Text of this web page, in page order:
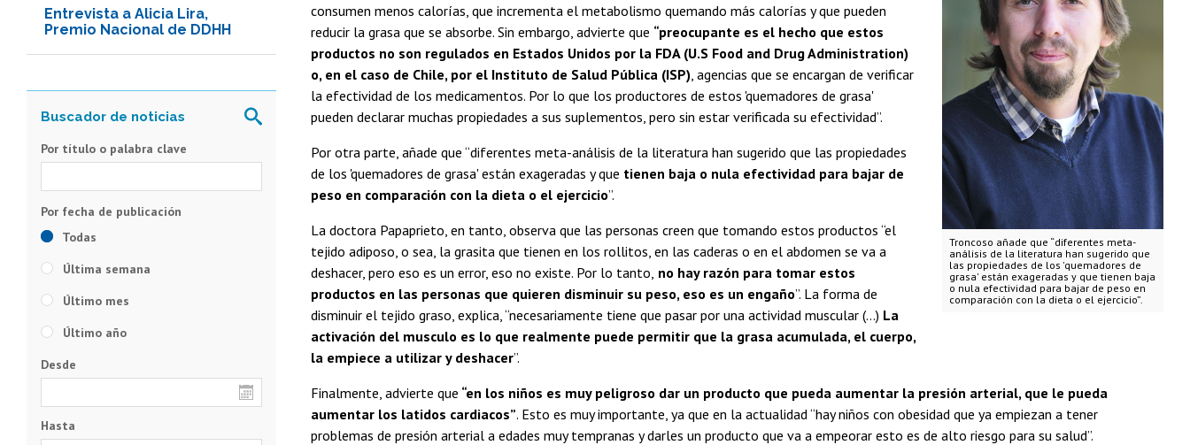
Entrevista a Alicia Lira,
Premio Nacional de DDHH
Troncoso añade que “diferentes meta-
análisis de la literatura han sugerido que
las propiedades de los 'quemadores de
grasa' están exageradas y que tienen baja
o nula efectividad para bajar de peso en
comparación con la dieta o el ejercicio”.
consumen menos calorías, que incrementa el metabolismo quemando más calorías y que pueden
reducir la grasa que se absorbe. Sin embargo, advierte que “preocupante es el hecho que estos
productos no son regulados en Estados Unidos por la FDA (U.S Food and Drug Administration)
o, en el caso de Chile, por el Instituto de Salud Pública (ISP) , agencias que se encargan de verificar
la efectividad de los medicamentos. Por lo que los productores de estos 'quemadores de grasa'
pueden declarar muchas propiedades a sus suplementos, pero sin estar verificada su efectividad”.
Por otra parte, añade que “diferentes meta-análisis de la literatura han sugerido que las propiedades
de los 'quemadores de grasa' están exageradas y que tienen baja o nula efectividad para bajar de
peso en comparación con la dieta o el ejercicio”.
La doctora Papaprieto, en tanto, observa que las personas creen que tomando estos productos “el
tejido adiposo, o sea, la grasita que tienen en los rollitos, en las caderas o en el abdomen se va a
deshacer, pero eso es un error, eso no existe. Por lo tanto, no hay razón para tomar estos
productos en las personas que quieren disminuir su peso, eso es un engaño”. La forma de
disminuir el tejido graso, explica, “necesariamente tiene que pasar por una actividad muscular (…) La
activación del musculo es lo que realmente puede permitir que la grasa acumulada, el cuerpo,
la empiece a utilizar y deshacer”.
Finalmente, advierte que “en los niños es muy peligroso dar un producto que pueda aumentar la presión arterial, que le pueda
aumentar los latidos cardiacos”. Esto es muy importante, ya que en la actualidad “hay niños con obesidad que ya empiezan a tener
problemas de presión arterial a edades muy tempranas y darles un producto que va a empeorar esto es de alto riesgo para su salud”.
Por título o palabra clave
Todas
Última semana
Último mes
Último año
Desde
Hasta